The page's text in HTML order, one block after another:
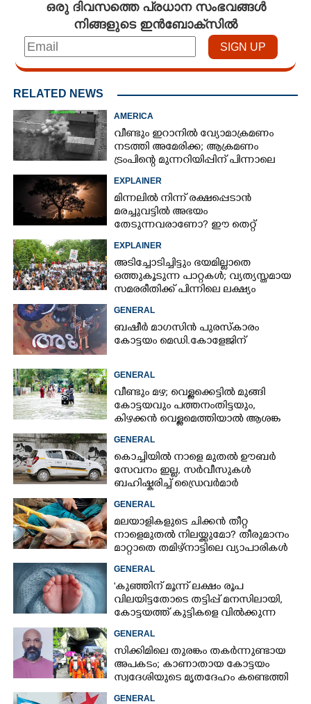
ഒരു ദിവസത്തെ പ്രധാന സംഭവങ്ങൾ
നിങ്ങളുടെ ഇൻബോക്സിൽ
RELATED NEWS
AMERICA
വീണ്ടും ഇറാനിൽ വ്യോമാക്രമണം
നടത്തി അമേരിക്ക; ആക്രമണം
ട്രംപിന്റെ മുന്നറിയിപ്പിന് പിന്നാലെ
EXPLAINER
മിന്നലിൽ നിന്ന് രക്ഷപ്പെടാൻ
മരച്ചുവട്ടിൽ അഭയം
തേടുന്നവരാണോ? ഈ തെറ്റ്
ആവർത്തിച്ചാൽ ജീവന് തന്നെ
ഭീഷണിയാകും
EXPLAINER
അടിച്ചോടിച്ചിട്ടും ഭയമില്ലാതെ
ഒത്തുകൂടുന്ന പാറ്റകൾ; വ്യത്യസ്തമായ
സമരരീതിക്ക് പിന്നിലെ ലക്ഷ്യം
ഒന്നുമാത്രം
GENERAL
ബഷീർ മാഗസിൻ പുരസ്കാരം
കോട്ടയം മെഡി.കോളേജിന്
GENERAL
വീണ്ടും മഴ; വെള്ളക്കെട്ടിൽ മുങ്ങി
കോട്ടയവും പത്തനംതിട്ടയും,
കിഴക്കൻ വെള്ളമെത്തിയാൽ ആശങ്ക
ഇരട്ടിക്കും
GENERAL
കൊച്ചിയിൽ നാളെ മുതൽ ഊബ‌ർ
സേവനം ഇല്ല,​ സർവീസുകൾ
ബഹിഷ്കരിച്ച് ഡ്രൈവർമാർ
GENERAL
മലയാളികളുടെ ചിക്കൻ തീറ്റ
നാളെമുതൽ നിലയ്ക്കുമോ? തീരുമാനം
മാറ്റാതെ തമിഴ്നാട്ടിലെ വ്യാപാരികൾ
GENERAL
'കുഞ്ഞിന് മൂന്ന് ലക്ഷം രൂപ
വിലയിട്ടതോടെ തട്ടിപ്പ് മനസിലായി,
കോട്ടയത്ത് കുട്ടികളെ വിൽക്കുന്ന
സംഘം'; കൂടുതൽ
വെളിപ്പെടുത്തലുമായി ഗർഭിണി
GENERAL
സിക്കിമിലെ തുരങ്കം തകർന്നുണ്ടായ
അപകടം; കാണാതായ കോട്ടയം
സ്വദേശിയുടെ മൃതദേഹം കണ്ടെത്തി
GENERAL